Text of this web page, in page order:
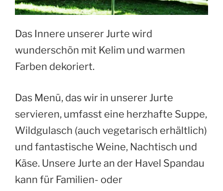
Das Innere unserer Jurte wird
wunderschön mit Kelim und warmen
Farben dekoriert.
Das Menü, das wir in unserer Jurte
servieren, umfasst eine herzhafte Suppe,
Wildgulasch (auch vegetarisch erhältlich)
und fantastische Weine, Nachtisch und
Käse. Unsere Jurte an der Havel Spandau
kann für Familien- oder